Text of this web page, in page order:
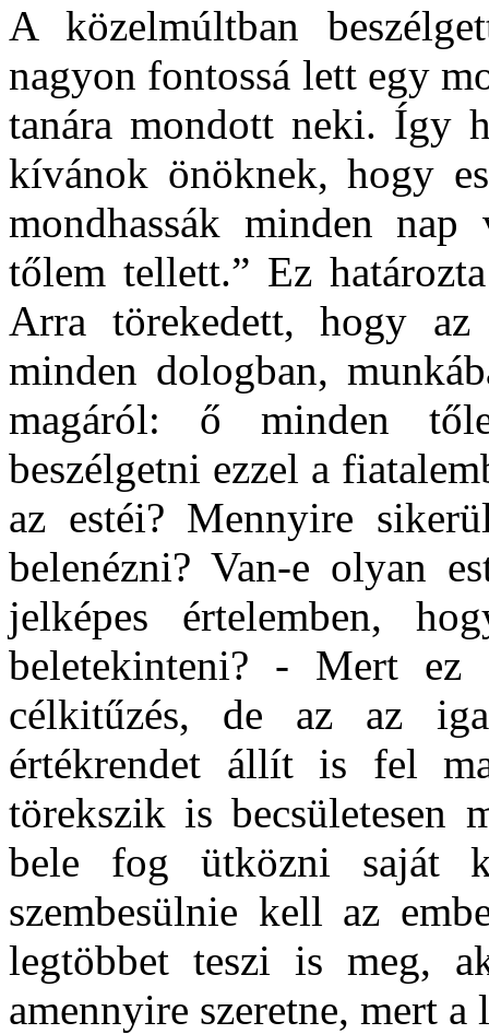
A közelmúltban
nagyon fontossá lett egy
tanára mondott neki. Így
kívánok önöknek, hogy
mondhassák minden
tőlem tellett.” Ez
Arra törekedett, hogy az
minden dologban,
magáról: ő minden
beszélgetni ezzel a
az estéi? Mennyire
belenézni? Van-e olyan
jelképes értelemben,
beletekinteni? - Mert ez
célkitűzés, de az az
értékrendet állít is fel
törekszik is becsületesen
bele fog ütközni saját
szembesülnie kell az
legtöbbet teszi is meg,
amennyire szeretne, mert a